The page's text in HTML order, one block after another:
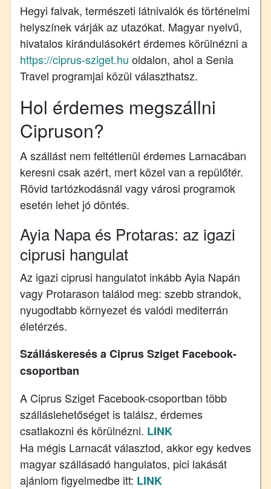
Hegyi falvak, természeti látnivalók és történelmi
helyszínek várják az utazókat. Magyar nyelvű,
hivatalos kirándulásokért érdemes körülnézni a
https://ciprus-sziget.hu oldalon, ahol a Senia
Travel programjai közül választhatsz.
Hol érdemes megszállni
Cipruson?
A szállást nem feltétlenül érdemes Larnacában
keresni csak azért, mert közel van a repülőtér.
Rövid tartózkodásnál vagy városi programok
esetén lehet jó döntés.
Ayia Napa és Protaras: az igazi
ciprusi hangulat
Az igazi ciprusi hangulatot inkább Ayia Napán
vagy Protarason találod meg: szebb strandok,
nyugodtabb környezet és valódi mediterrán
életérzés.
Szálláskeresés a Ciprus Sziget Facebook-
csoportban
A Ciprus Sziget Facebook-csoportban több
szálláslehetőséget is találsz, érdemes
csatlakozni és körülnézni. LINK
Ha mégis Larnacát választod, akkor egy kedves
magyar szállásadó hangulatos, pici lakását
ajánlom figyelmedbe itt: LINK